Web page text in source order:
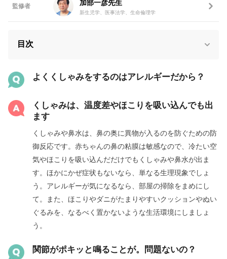
監修者 加部一彦先生
新生児学、医事法学、生命倫理学
目次
よくくしゃみをするのはアレルギーだから？
くしゃみは、温度差やほこりを吸い込んでも出
ます
くしゃみや鼻水は、鼻の奥に異物が入るのを防ぐための防
御反応です。赤ちゃんの鼻の粘膜は敏感なので、冷たい空
気やほこりを吸い込んだだけでもくしゃみや鼻水が出ま
す。ほかにかぜ症状もないなら、単なる生理現象でしょ
う。アレルギーが気になるなら、部屋の掃除をまめにし
て。また、ほこりやダニがたまりやすいクッションやぬい
ぐるみを、なるべく置かないような生活環境にしましょ
う。
関節がポキッと鳴ることが。問題ないの？